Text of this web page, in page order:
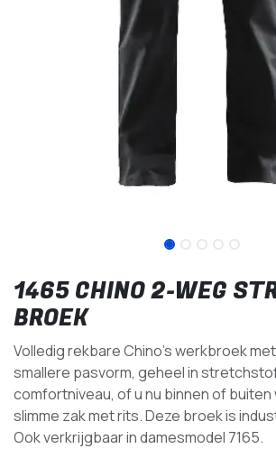
1465 CHINO 2-WEG
BROEK
Volledig rekbare Chino's werkbroek
smallere pasvorm, geheel in
comfortniveau, of u nu binnen of
slimme zak met rits. Deze broek is
Ook verkrijgbaar in damesmodel 7165.